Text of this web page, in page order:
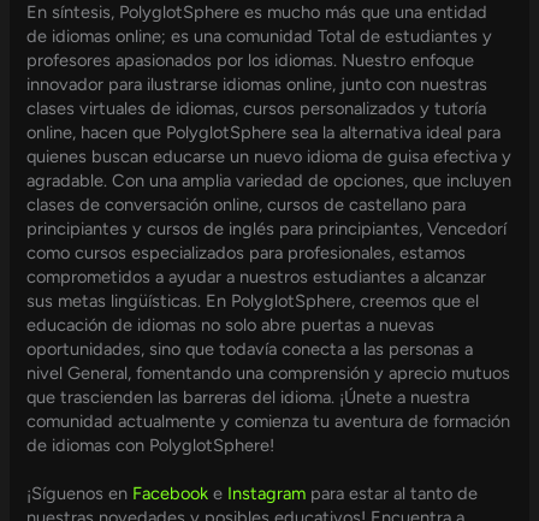
En síntesis, PolyglotSphere es mucho más que una entidad
de idiomas online; es una comunidad Total de estudiantes y
profesores apasionados por los idiomas. Nuestro enfoque
innovador para ilustrarse idiomas online, junto con nuestras
clases virtuales de idiomas, cursos personalizados y tutoría
online, hacen que PolyglotSphere sea la alternativa ideal para
quienes buscan educarse un nuevo idioma de guisa efectiva y
agradable. Con una amplia variedad de opciones, que incluyen
clases de conversación online, cursos de castellano para
principiantes y cursos de inglés para principiantes, Vencedorí
como cursos especializados para profesionales, estamos
comprometidos a ayudar a nuestros estudiantes a alcanzar
sus metas lingüísticas. En PolyglotSphere, creemos que el
educación de idiomas no solo abre puertas a nuevas
oportunidades, sino que todavía conecta a las personas a
nivel General, fomentando una comprensión y aprecio mutuos
que trascienden las barreras del idioma. ¡Únete a nuestra
comunidad actualmente y comienza tu aventura de formación
de idiomas con PolyglotSphere!
¡Síguenos en Facebook e Instagram para estar al tanto de